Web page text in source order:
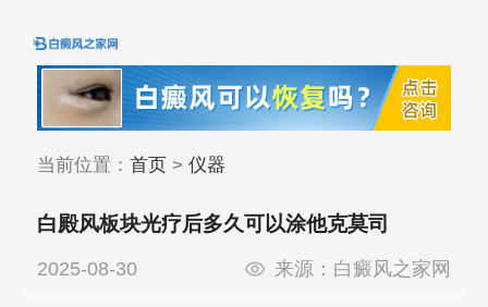
当前位置： 首页> 仪器
白殿风板块光疗后多久可以涂他克莫司
2025-08-30 来源： 白癜风之家网